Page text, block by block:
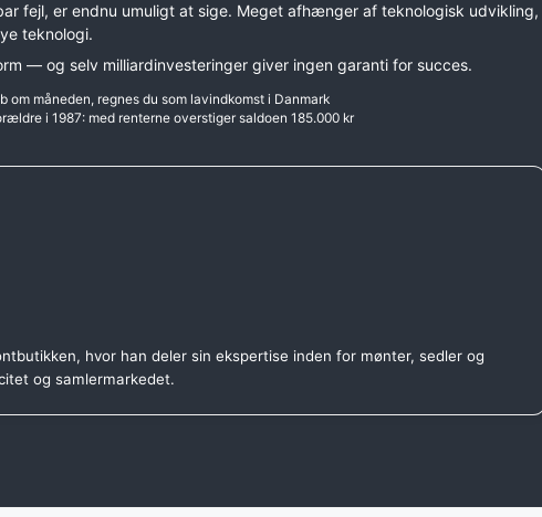
fejl, er endnu umuligt at sige. Meget afhænger af teknologisk udvikling,
teknologi.
— og selv milliardinvesteringer giver ingen garanti for succes.
måneden, regnes du som lavindkomst i Danmark
i 1987: med renterne overstiger saldoen 185.000 kr
hvor han deler sin ekspertise inden for mønter, sedler og
og samlermarkedet.